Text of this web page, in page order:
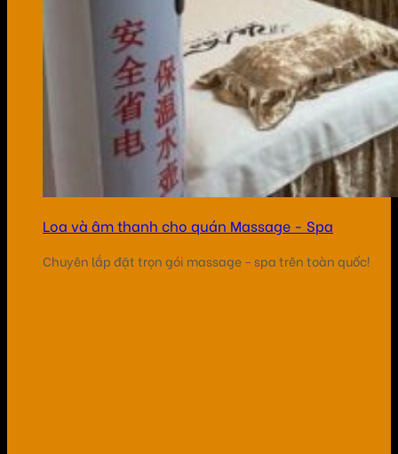
Loa và âm thanh cho quán Massage - Spa
Chuyên lắp đặt trọn gói massage - spa trên toàn quốc!